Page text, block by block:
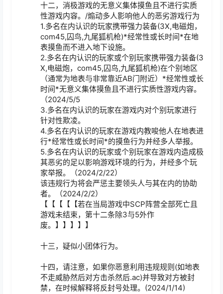
十二，消极游戏的无意义集体摸鱼且不进行实质
性游戏内容。/煽动多人影响他人的恶劣游戏行为
1.多名在内认识的玩家携带强力装备(3X,电磁炮，
com45,囚鸟,九尾狐机枪)*经常性或长时间*在地
表摸鱼而不进入地下设施。
2.多名在内认识的玩家或个别玩家携带强力装备(3
X,电磁炮，com45,囚鸟,九尾狐机枪)在个别地区
（通常为地表与非常靠近AB门附近）*经常性或长
时间*无意义集体摸鱼且不进行实质性游戏内容。
（2024/5/5
3.多名在内认识的玩家在游戏内对个别玩家进行
针对性欺凌。
4.多名在内认识的玩家在游戏内教唆他人在地表进
行*经常性或长时间*的摸鱼行为并经多人举报。
5.多名在内认识的玩家或个别玩家在游戏内造成极
其恶劣的足以影响游戏环境的行为，并经多个玩
家举报。（2024/2/22）
该违规行为将会严惩主要领头人与其在内的协助
者。（2024/2/2）
【【【【【若在当局游戏中SCP阵营全部死亡且
游戏未结束，第十二条除3与5外作
废。】】】】】
十三，疑似小团体行为。
十四，请注意，如果你恶意利用违规规则(如地表
不走威胁然后对方击杀然后.ac)并导致对方被封
禁，在时候解释将反封号处理。(2024/1/14)